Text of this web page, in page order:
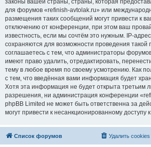
законы вашей страны, страны, которая
для форумов «refinish-avtolak.ru» или
размещения таких сообщений могут привести к
отключению от конференции, при этом ваш
известность, если мы сочтём это нужным. IP-
сохраняются для возможности проведения такой
соглашаетесь с тем, что администраторы
имеют право удалить, отредактировать,
тему в любое время по своему усмотрению. Как
с тем, что введённая вами информация будет
Хотя эта информация не будет открыта третьим
разрешения, ни администрация конференции
phpBB Limited не может быть ответственна за
могут привести к несанкционированному доступу
Список форумов Удалить cookies